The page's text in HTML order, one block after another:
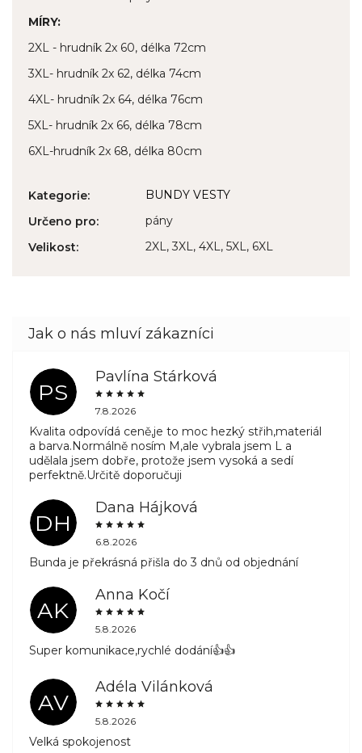
MÍRY:
2XL - hrudník 2x 60, délka 72cm
3XL- hrudník 2x 62, délka 74cm
4XL- hrudník 2x 64, délka 76cm
5XL- hrudník 2x 66, délka 78cm
6XL-hrudník 2x 68, délka 80cm
Kategorie:
BUNDY VESTY
Určeno pro:
pány
Velikost: 2XL, 3XL, 4XL, 5XL, 6XL
PS
Pavlína Stárková
7.8.2026
Kvalita odpovídá ceně,je to moc hezký střih,materiál
a barva.Normálně nosím M,ale vybrala jsem L a
udělala jsem dobře, protože jsem vysoká a sedí
perfektně.Určitě doporučuji
DH
Dana Hájková
6.8.2026
Bunda je překrásná přišla do 3 dnů od objednání
AK
Anna Kočí
5.8.2026
Super komunikace,rychlé dodání👍👍
AV
Adéla Vilánková
5.8.2026
Velká spokojenost